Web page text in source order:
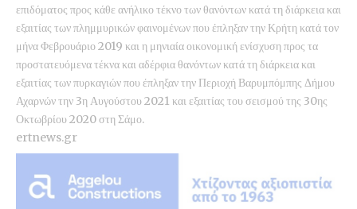
επιδόματος προς κάθε ανήλικο τέκνο των θανόντων κατά τη διάρκεια και
εξαιτίας των πλημμυρικών φαινομένων που έπληξαν την Κρήτη κατά τον
μήνα Φεβρουάριο 2019 και η μηνιαία οικονομική ενίσχυση προς τα
προστατευόμενα τέκνα και αδέρφια θανόντων κατά τη διάρκεια και
εξαιτίας των πυρκαγιών που έπληξαν την Περιοχή Βαρυμπόμπης Δήμου
Αχαρνών την 3η Αυγούστου 2021 και εξαιτίας του σεισμού της 30ης
Οκτωβρίου 2020 στη Σάμο.
ertnews.gr